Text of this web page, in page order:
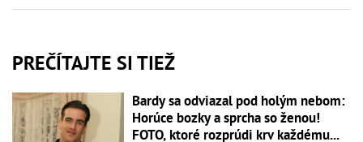
PREČÍTAJTE SI TIEŽ
Bardy sa odviazal pod holým nebom:
Horúce bozky a sprcha so ženou!
FOTO, ktoré rozprúdi krv každému...